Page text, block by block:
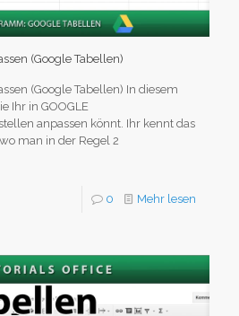
(Google Tabellen)
(Google Tabellen) In diesem
Ihr in GOOGLE
anpassen könnt. Ihr kennt das
man in der Regel 2
0 Mehr lesen